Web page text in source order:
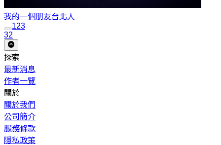
我的一個朋友台北人
123
32
探索
最新消息
作者一覽
關於
關於我們
公司簡介
服務條款
隱私政策